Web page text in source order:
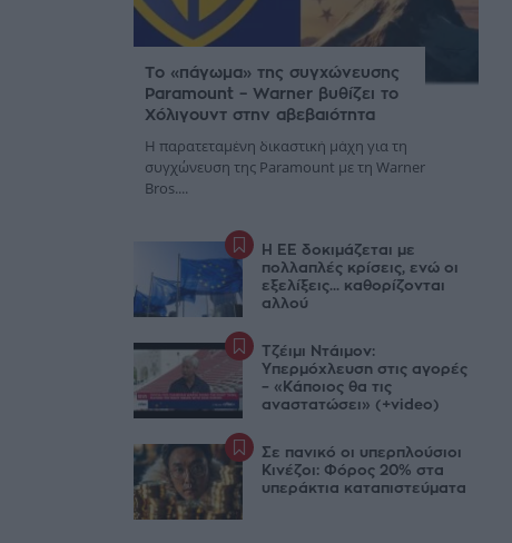
Το «πάγωμα» της συγχώνευσης
Paramount – Warner βυθίζει το
Χόλιγουντ στην αβεβαιότητα
Η παρατεταμένη δικαστική μάχη για τη
συγχώνευση της Paramount με τη Warner
Bros....
Η ΕΕ δοκιμάζεται με
πολλαπλές κρίσεις, ενώ οι
εξελίξεις... καθορίζονται
αλλού
Τζέιμι Ντάιμον:
Υπερμόχλευση στις αγορές
– «Κάποιος θα τις
αναστατώσει» (+video)
Σε πανικό οι υπερπλούσιοι
Κινέζοι: Φόρος 20% στα
υπεράκτια καταπιστεύματα